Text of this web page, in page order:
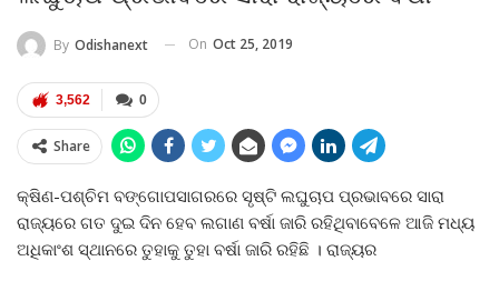
By Odishanext On Oct 25, 2019
0
3,562
Share
କ୍ଷିଣ-ପଶ୍ଚିମ ବଙ୍ଗୋପସାଗରରେ ସୃଷ୍ଟି ଲଘୁଚାପ ପ୍ରଭାବରେ ସାରା
ରାଜ୍ୟରେ ଗତ ଦୁଇ ଦିନ ହେବ ଲଗାଣ ବର୍ଷା ଜାରି ରହିଥିବାବେଳେ ଆଜି ମଧ୍ୟ
ଅଧିକାଂଶ ସ୍ଥାନରେ ତୁହାକୁ ତୁହା ବର୍ଷା ଜାରି ରହିଛି । ରାଜ୍ୟର